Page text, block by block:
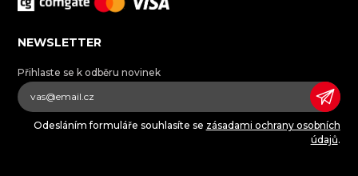
NEWSLETTER
Přihlaste se k odběru novinek
Odesláním formuláře souhlasíte se zásadami ochrany osobních
údajů.